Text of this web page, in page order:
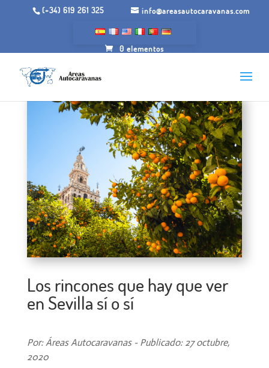
(+34) 619 261 325 info@areasautocaravanas.com
0 elementos
Los rincones que hay que ver
en Sevilla sí o sí
Por: Áreas Autocaravanas - Publicado: 27 octubre,
2020